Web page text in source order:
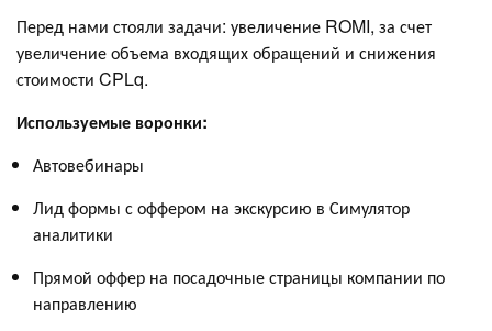
Перед нами стояли задачи: увеличение ROMI, за счет
увеличение объема входящих обращений и снижения
стоимости CPLq.
Используемые воронки:
Автовебинары
Лид формы с оффером на экскурсию в Симулятор
аналитики
Прямой оффер на посадочные страницы компании по
направлению